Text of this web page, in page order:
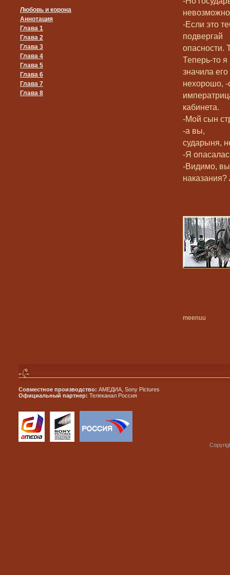
Любовь и корона
Аннотация
Глава 1
Глава 2
Глава 3
Глава 4
Глава 5
Глава 6
Глава 7
Глава 8
-Если это
подвергай
опасности.
Теперь-то
значила
нехорошо, -
кабинета.
-Мой сын
-а вы,
сударыня,
-Я
-Видимо, вы
наказания?
meenuu
Совместное производство: АМЕДИА, Sony Pictures
Официальный партнер: Телеканал Россия